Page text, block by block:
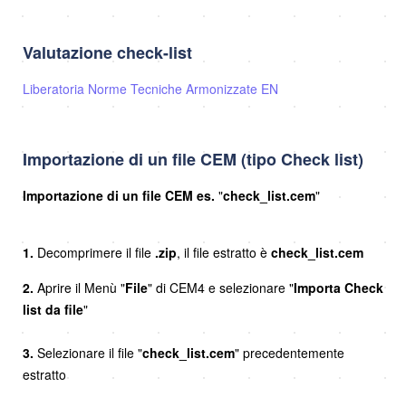
Valutazione check-list
Liberatoria Norme Tecniche Armonizzate EN
Importazione di un file CEM (tipo Check list)
Importazione di un file CEM es. "check_list.cem"
1. Decomprimere il file .zip, il file estratto è check_list.cem
2. Aprire il Menù "File" di CEM4 e selezionare "Importa Check
list da file"
3. Selezionare il file "check_list.cem" precedentemente
estratto